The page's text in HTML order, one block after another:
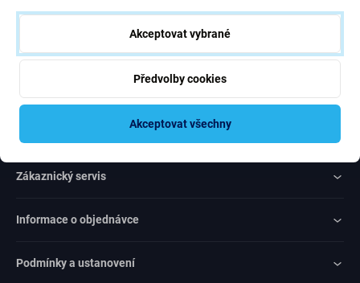
Zákaznický servis
Informace o objednávce
Podmínky a ustanovení
Akceptovat vybrané
Předvolby cookies
Akceptovat všechny